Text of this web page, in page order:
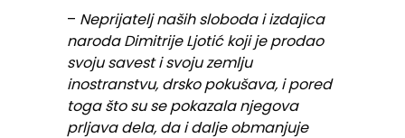
– Neprijatelj naših sloboda i izdajica
naroda Dimitrije Ljotić koji je prodao
svoju savest i svoju zemlju
inostranstvu, drsko pokušava, i pored
toga što su se pokazala njegova
prljava dela, da i dalje obmanjuje